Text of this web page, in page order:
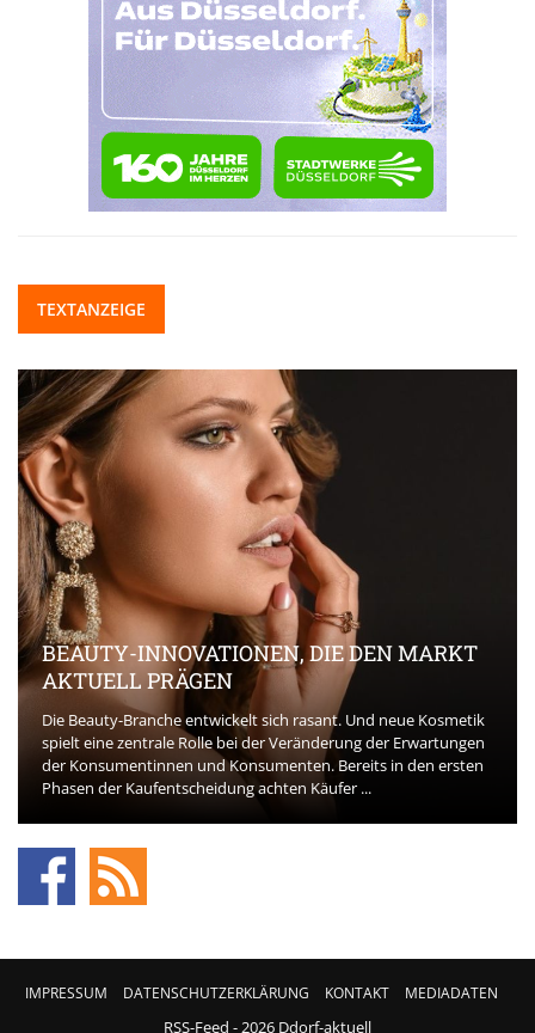
TEXTANZEIGE
BEAUTY-INNOVATIONEN, DIE DEN MARKT
AKTUELL PRÄGEN
Die Beauty-Branche entwickelt sich rasant. Und neue Kosmetik
spielt eine zentrale Rolle bei der Veränderung der Erwartungen
der Konsumentinnen und Konsumenten. Bereits in den ersten
Phasen der Kaufentscheidung achten Käufer ...
IMPRESSUM DATENSCHUTZERKLÄRUNG KONTAKT MEDIADATEN
RSS-Feed - 2026 Ddorf-aktuell